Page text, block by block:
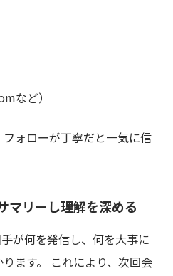
など）
ォローが丁寧だと一気に信
マリーし理解を深める
が何を発信し、何を大事に
ます。 これにより、次回会